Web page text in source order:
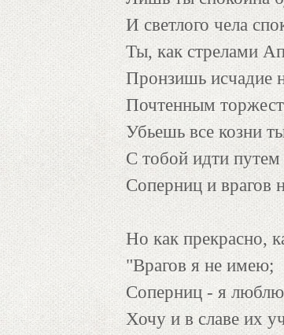
И светлого чела
Ты, как стрелами
Пронзишь исчадие
Почтенным
Убьешь все козни
С тобой идти
Соперниц и врагов
Но как прекрасно,
"Врагов я не имею;
Соперниц - я
Хочу и в славе их